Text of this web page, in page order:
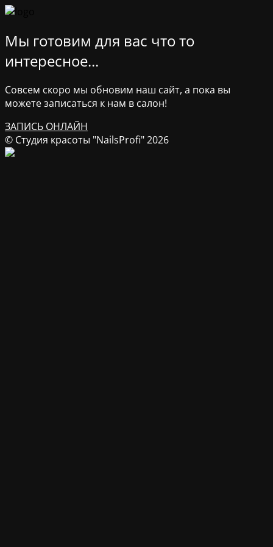
Мы готовим для вас что то
интересное...
Совсем скоро мы обновим наш сайт, а пока вы
можете записаться к нам в салон!
ЗАПИСЬ ОНЛАЙН
© Студия красоты "NailsProfi" 2026